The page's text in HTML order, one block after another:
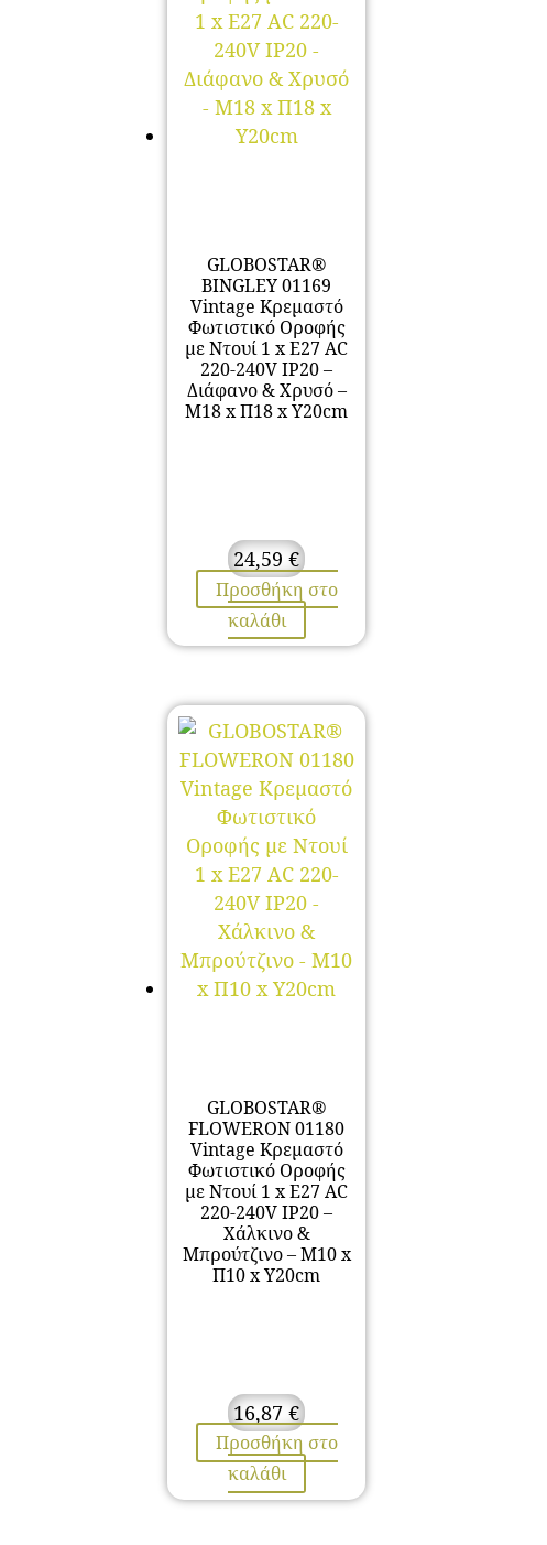
GLOBOSTAR®
BINGLEY 01169
Vintage Κρεμαστό
Φωτιστικό Οροφής
με Ντουί 1 x E27 AC
220-240V IP20 –
Διάφανο & Χρυσό –
Μ18 x Π18 x Υ20cm
24,59 €
Προσθήκη στο
καλάθι
GLOBOSTAR®
FLOWERON 01180
Vintage Κρεμαστό
Φωτιστικό Οροφής
με Ντουί 1 x E27 AC
220-240V IP20 –
Χάλκινο &
Μπρούτζινο – Μ10 x
Π10 x Υ20cm
16,87 €
Προσθήκη στο
καλάθι